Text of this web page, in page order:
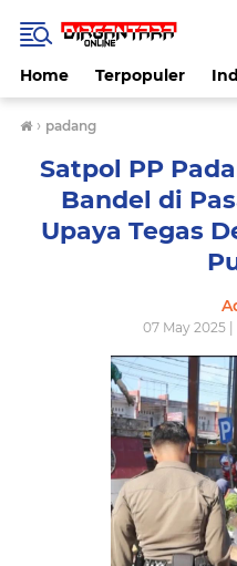
Home Terpopuler
› padang
Satpol PP
Bandel di
Upaya Tegas
07 May 2025